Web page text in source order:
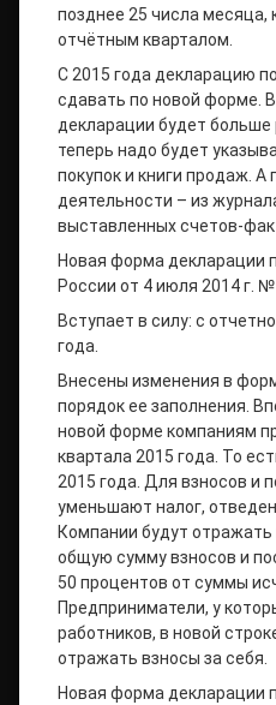
позднее 25 числа месяца,
отчётным кварталом.
С 2015 года декларацию
сдавать по новой форме.
декларации будет
теперь надо будет
покупок и книги продаж. А
деятельности – из
выставленных счетов-
Новая форма декларации
России от 4 июля 2014 г.
Вступает в силу: с
года.
Внесены изменения в
порядок ее заполнения.
новой форме компаниям
квартала 2015 года. То
2015 года. Для взносов и
уменьшают налог,
Компании будут отражать
общую сумму взносов и
50 процентов от суммы
Предприниматели, у
работников, в новой
отражать взносы за себя.
Новая форма декларации